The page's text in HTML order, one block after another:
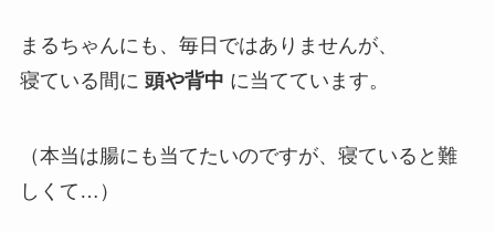
まるちゃんにも、毎日ではありませんが、
寝ている間に 頭や背中 に当てています。
（本当は腸にも当てたいのですが、寝ていると難
しくて…）